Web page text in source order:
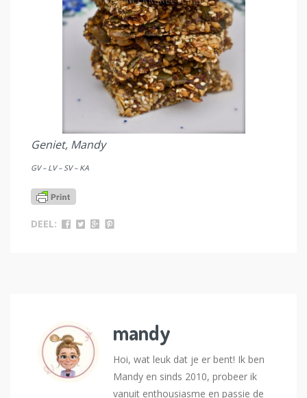
Geniet, Mandy
GV – LV – SV – KA
DEEL:
mandy
Hoi, wat leuk dat je er bent! Ik ben
Mandy en sinds 2010, probeer ik
vanuit enthousiasme en passie de